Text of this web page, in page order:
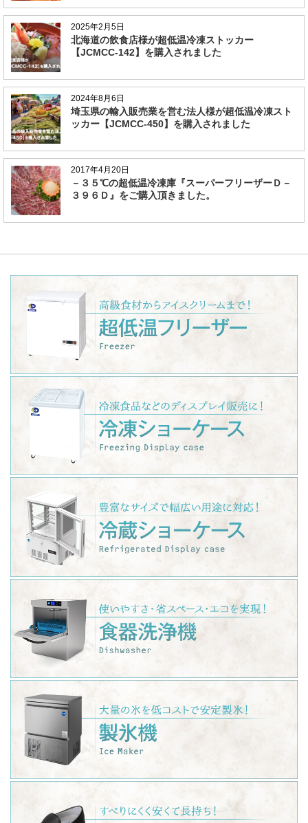
2025年2月5日
北海道の飲食店様が超低温冷凍ストッカー
【JCMCC-142】を購入されました
2024年8月6日
埼玉県の輸入販売業を営む法人様が超低温冷凍スト
ッカー【JCMCC-450】を購入されました
2017年4月20日
－３５℃の超低温冷凍庫『スーパーフリーザーＤ－
３９６Ｄ』をご購入頂きました。